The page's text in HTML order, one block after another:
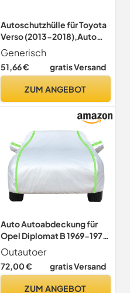
Autoschutzhülle für Toyota
Verso (2013-2018),Auto
Abdeckplane Winter mit
Reißverschlusstür
AllWeather im Freien
Staubdicht Kratzfest
Generisch
51,66 € gratis Versand
ZUM ANGEBOT
Auto Autoabdeckung für
Opel Diplomat B 1969-1978
Limousine, Silber
Autoabdeckung für Auto
Autoabdeckplane
Outautoer
72,00 € gratis Versand
ZUM ANGEBOT